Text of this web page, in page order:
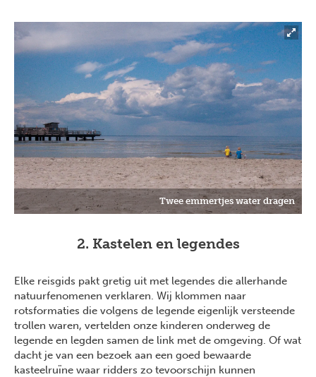
Twee emmertjes water dragen
2. Kastelen en legendes
Elke reisgids pakt gretig uit met legendes die allerhande
natuurfenomenen verklaren. Wij klommen naar
rotsformaties die volgens de legende eigenlijk versteende
trollen waren, vertelden onze kinderen onderweg de
legende en legden samen de link met de omgeving. Of wat
dacht je van een bezoek aan een goed bewaarde
kasteelruïne waar ridders zo tevoorschijn kunnen